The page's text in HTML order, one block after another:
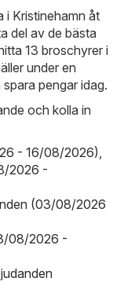
i Kristinehamn åt
del av de bästa
13 broschyrer i
under en
pengar idag.
och kolla in
- 16/08/2026),
2026 -
(03/08/2026
08/2026 -